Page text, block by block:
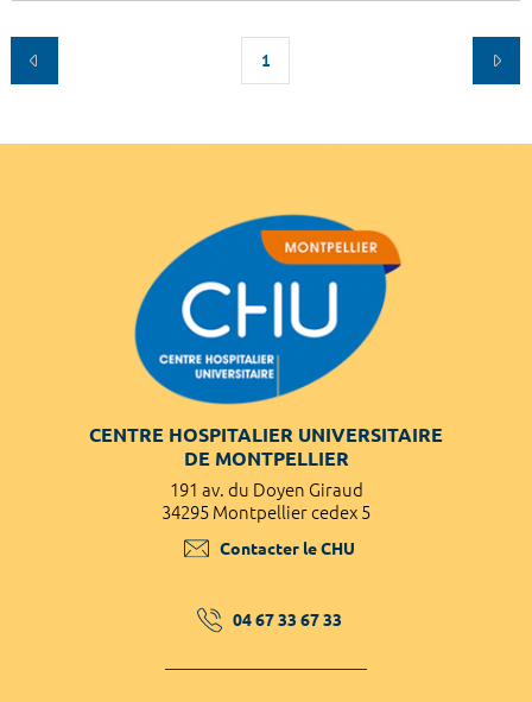
1
CENTRE HOSPITALIER UNIVERSITAIRE
DE MONTPELLIER
191 av. du Doyen Giraud
34295 Montpellier cedex 5
Contacter le CHU
04 67 33 67 33